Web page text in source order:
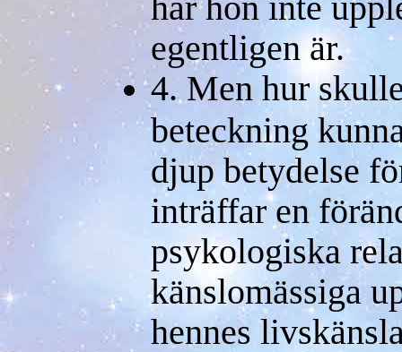
egentligen är.
4. Men hur
beteckning
djup betydelse
inträffar en
psykologiska
känslomässiga
hennes